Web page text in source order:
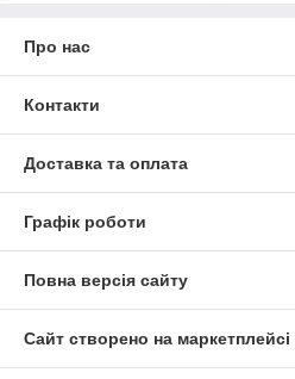
Про нас
Контакти
Доставка та оплата
Графік роботи
Повна версія сайту
Сайт створено на маркетплейсі